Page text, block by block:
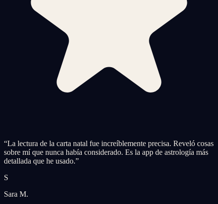
“La lectura de la carta natal fue increíblemente precisa. Reveló cosas
sobre mí que nunca había considerado. Es la app de astrología más
detallada que he usado.”
S
Sara M.